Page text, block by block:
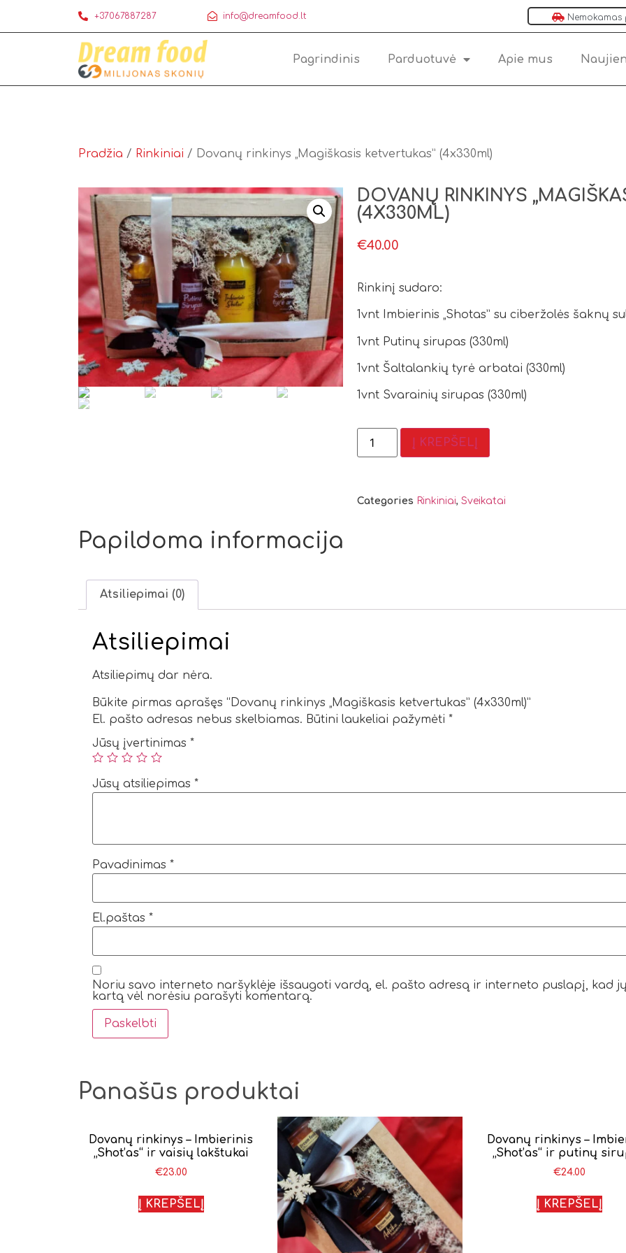
+37067887287 info@dreamfood.lt Nemokamas
Pagrindinis Parduotuvė Apie mus
Pradžia / Rinkiniai / Dovanų rinkinys „Magiškasis ketvertukas” (4x330ml)
DOVANŲ RINKINYS
(4X330ML)
€40.00
Rinkinį sudaro:
1vnt Imbierinis „Shotas” su ciberžolės šaknų
1vnt Putinų sirupas (330ml)
1vnt Šaltalankių tyrė arbatai (330ml)
1vnt Svarainių sirupas (330ml)
Į KREPŠELĮ
Categories Rinkiniai, Sveikatai
Papildoma informacija
Atsiliepimai (0)
Atsiliepimai
Atsiliepimų dar nėra.
Būkite pirmas aprašęs “Dovanų rinkinys „Magiškasis ketvertukas” (4x330ml)”
El. pašto adresas nebus skelbiamas. Būtini laukeliai pažymėti *
Jūsų įvertinimas *
Jūsų atsiliepimas *
Pavadinimas *
El.paštas *
Noriu savo interneto naršyklėje išsaugoti vardą, el. pašto adresą ir interneto puslapį, kad
kartą vėl norėsiu parašyti komentarą.
Panašūs produktai
Dovanų rinkinys – Imbierinis
„Shot’as“ ir vaisių lakštukai
€23.00
Į KREPŠELĮ
Dovanų rinkinys –
„Shot’as“ ir putinų
€24.00
Į KREPŠELĮ